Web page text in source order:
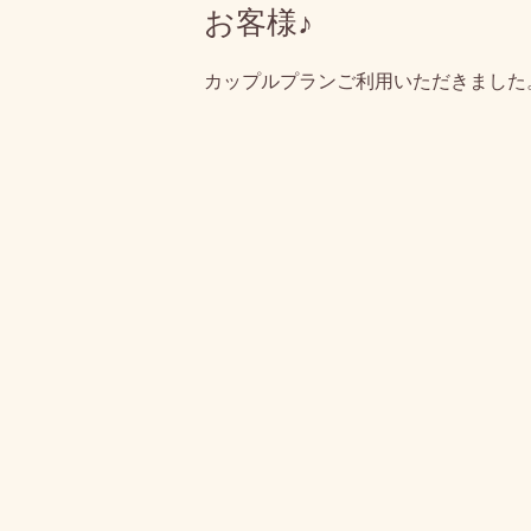
お客様♪
カップルプランご利用いただきました